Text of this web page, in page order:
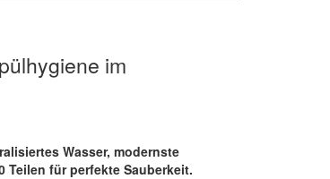
im
Wasser, modernste
für perfekte Sauberkeit.